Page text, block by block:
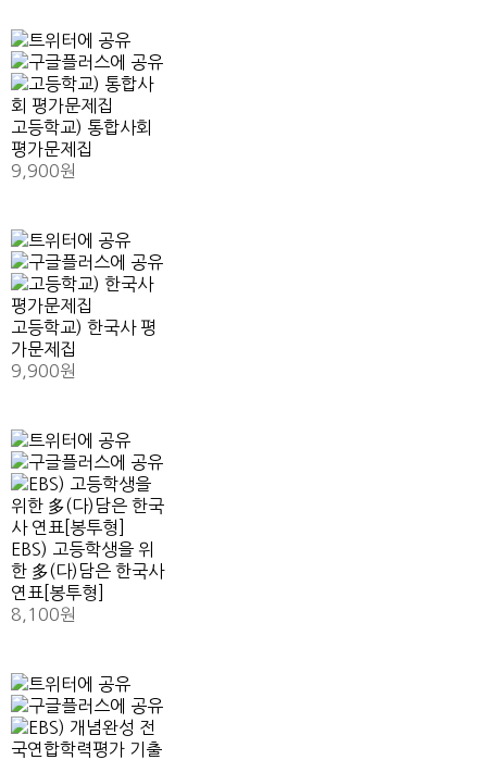
고등학교) 통합사회
평가문제집
9,900원
고등학교) 한국사 평
가문제집
9,900원
EBS) 고등학생을 위
한 多(다)담은 한국사
연표[봉투형]
8,100원